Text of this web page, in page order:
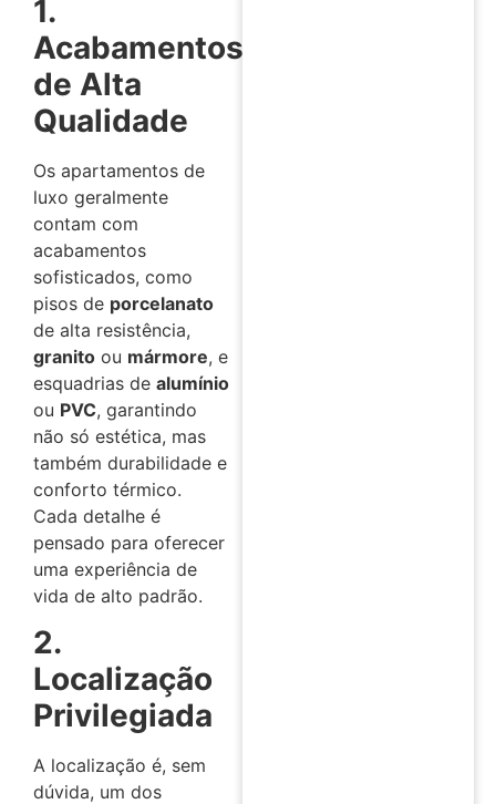
1.
Acabamentos
de Alta
Qualidade
Os apartamentos de
luxo geralmente
contam com
acabamentos
sofisticados, como
pisos de porcelanato
de alta resistência,
granito ou mármore, e
esquadrias de alumínio
ou PVC, garantindo
não só estética, mas
também durabilidade e
conforto térmico.
Cada detalhe é
pensado para oferecer
uma experiência de
vida de alto padrão.
2.
Localização
Privilegiada
A localização é, sem
dúvida, um dos